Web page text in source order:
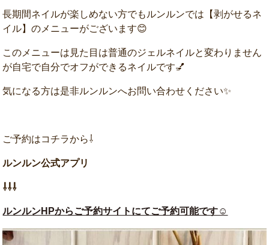
長期間ネイルが楽しめない方でもルンルンでは【剥がせるネ
イル】のメニューがございます😊
このメニューは見た目は普通のジェルネイルと変わりません
が自宅で自分でオフができるネイルです💅
気になる方は是非ルンルンへお問い合わせください✨
ご予約はコチラから⇩
ルンルン公式アプリ
⇩⇩⇩
ルンルンHPからご予約サイトにてご予約可能です☺